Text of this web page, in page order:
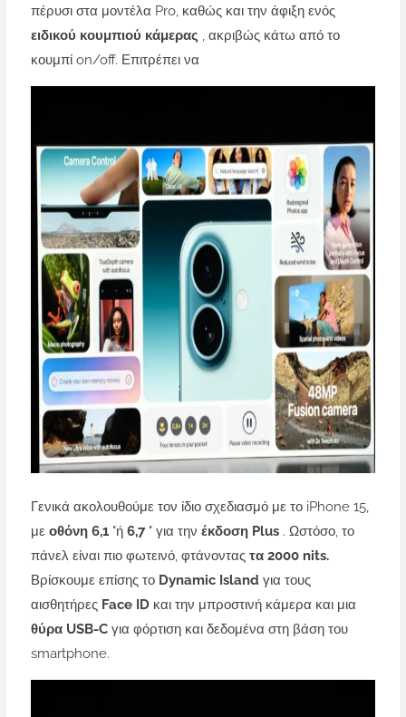
πέρυσι στα μοντέλα Pro, καθώς και την άφιξη ενός
ειδικού κουμπιού κάμερας , ακριβώς κάτω από το
κουμπί on/off. Επιτρέπει να
Γενικά ακολουθούμε τον ίδιο σχεδιασμό με το iPhone 15,
με οθόνη 6,1 "ή 6,7 " για την έκδοση Plus . Ωστόσο, το
πάνελ είναι πιο φωτεινό, φτάνοντας τα 2000 nits.
Βρίσκουμε επίσης το Dynamic Island για τους
αισθητήρες Face ID και την μπροστινή κάμερα και μια
θύρα USB-C για φόρτιση και δεδομένα στη βάση του
smartphone.